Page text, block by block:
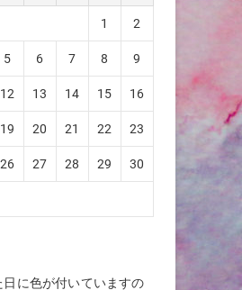
1 2
5 6 7 8 9
12 13 14 15 16
19 20 21 22 23
26 27 28 29 30
に色が付いていますの